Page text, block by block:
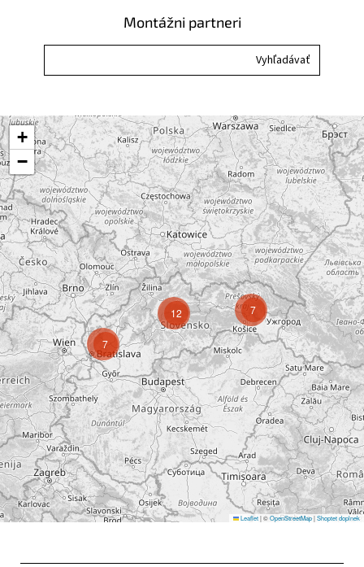
Montážni partneri
7
7
12
+
−
Leaflet|©OpenStreetMap|Shoptet doplnek